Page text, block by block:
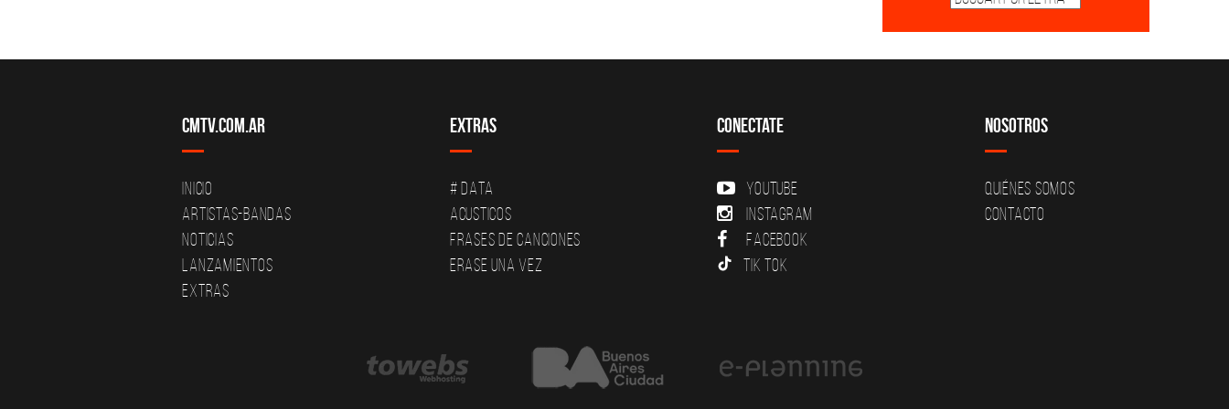
CMTV.com.ar
Inicio
Artistas-Bandas
Noticias
Lanzamientos
Extras
Extras
# DATA
Acusticos
Frases de canciones
Erase una vez
Conectate
YouTube
Instagram
Facebook
Tik Tok
Nosotros
Quiénes Somos
Contacto